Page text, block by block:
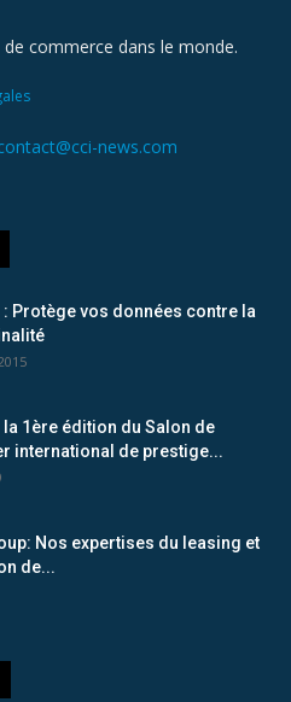
commerce dans le monde.
news.com
: Protège vos données contre la
la 1ère édition du Salon de
international de prestige...
Nos expertises du leasing et
de...